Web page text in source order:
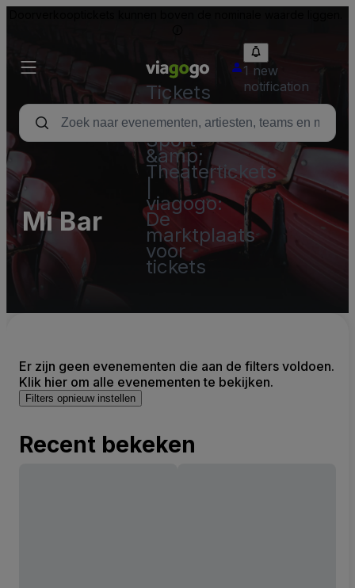
Tickets
-
Concert,
Sport
&amp;
Theatertickets
viagogo:
De
marktplaats
voor
tickets
1 new
notification
Mi Bar
Er zijn geen evenementen die aan de filters voldoen.
Klik hier om alle evenementen te bekijken.
Filters opnieuw instellen
Recent bekeken